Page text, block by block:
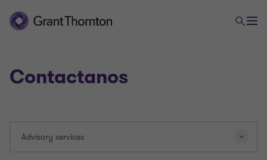
Contactanos
seleccionar
un
Advisory services